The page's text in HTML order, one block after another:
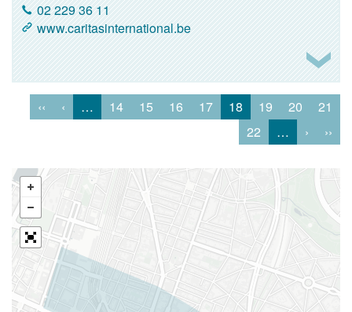
02 229 36 11
www.caritasinternational.be
‹‹ ‹ … 14 15 16 17 18 19 20
21
22
… › ››